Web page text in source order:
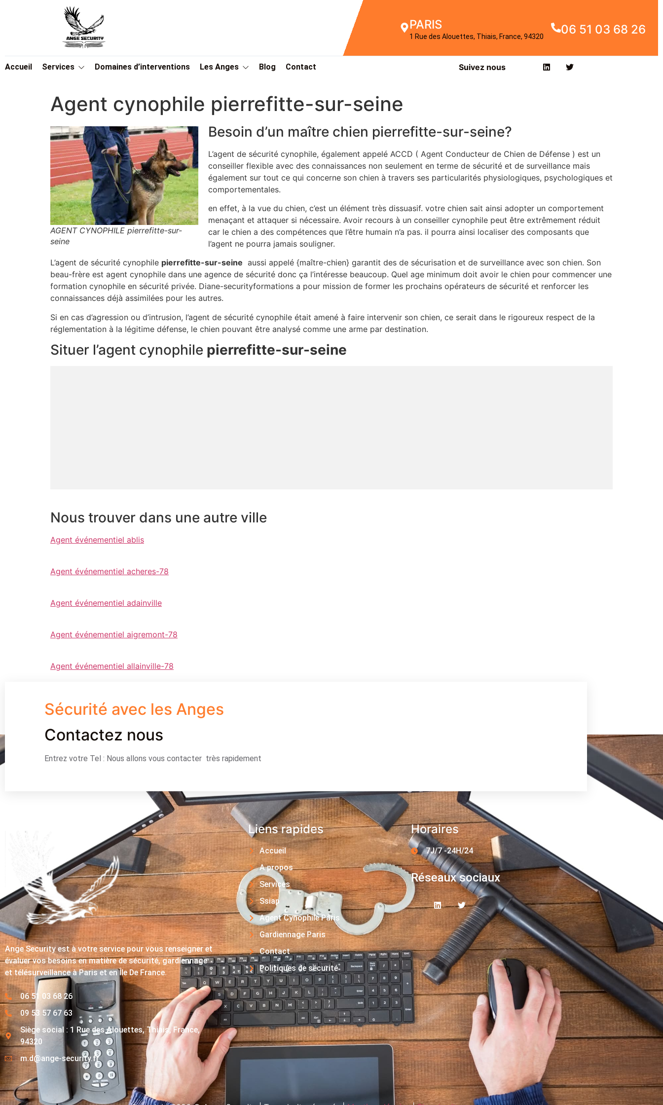
PARIS
1 Rue des Alouettes, Thiais, France, 94320 06 51 03 68 26
Accueil Services Domaines d’interventions Les Anges Blog Contact Suivez nous
Agent cynophile pierrefitte-sur-seine
AGENT CYNOPHILE pierrefitte-sur-
seine
Besoin d’un maître chien pierrefitte-sur-seine?
L’agent de sécurité cynophile, également appelé ACCD ( Agent Conducteur de Chien de Défense ) est un
conseiller flexible avec des connaissances non seulement en terme de sécurité et de surveillance mais
également sur tout ce qui concerne son chien à travers ses particularités physiologiques, psychologiques et
comportementales.
en effet, à la vue du chien, c’est un élément très dissuasif. votre chien sait ainsi adopter un comportement
menaçant et attaquer si nécessaire. Avoir recours à un conseiller cynophile peut être extrêmement réduit
car le chien a des compétences que l’être humain n’a pas. il pourra ainsi localiser des composants que
l’agent ne pourra jamais souligner.
L’agent de sécurité cynophile pierrefitte-sur-seine aussi appelé {maître-chien} garantit des de sécurisation et de surveillance avec son chien. Son
beau-frère est agent cynophile dans une agence de sécurité donc ça l’intéresse beaucoup. Quel age minimum doit avoir le chien pour commencer une
formation cynophile en sécurité privée. Diane-securityformations a pour mission de former les prochains opérateurs de sécurité et renforcer les
connaissances déjà assimilées pour les autres.
Si en cas d’agression ou d’intrusion, l’agent de sécurité cynophile était amené à faire intervenir son chien, ce serait dans le rigoureux respect de la
réglementation à la légitime défense, le chien pouvant être analysé comme une arme par destination.
Situer l’agent cynophile pierrefitte-sur-seine
Nous trouver dans une autre ville
Agent événementiel ablis
Agent événementiel acheres-78
Agent événementiel adainville
Agent événementiel aigremont-78
Agent événementiel allainville-78
Sécurité avec les Anges
Contactez nous
Entrez votre Tel : Nous allons vous contacter très rapidement
Ange Security est à votre service pour vous renseigner et
évaluer vos besoins en matière de sécurité, gardiennage
et télésurveillance à Paris et en Île De France.
06 51 03 68 26
09 53 57 67 63
Siège social : 1 Rue des Alouettes, Thiais, France,
94320
m.d@ange-security.fr
Liens rapides
Accueil
A propos
Services
Ssiap
Agent Cynophile Paris
Gardiennage Paris
Contact
Politiques de sécurité
Horaires
7J/7 -24H/24
Réseaux sociaux